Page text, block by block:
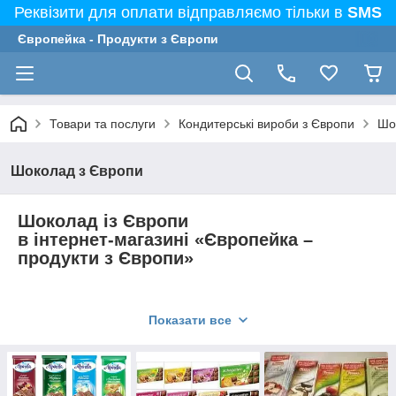
Реквізити для оплати відправляємо тільки в SMS
Європейка - Продукти з Європи
Товари та послуги Кондитерські вироби з Європи
Шоколад з Європи
Шоколад із Європи
в інтернет-магазині «Європейка –
продукти з Європи»
майже не відрізняються, але готова продукція має різний
Особливо це стосується виробів відомих виробників, кожен із
яких має свій секрет приготування ласощів.
Показати все